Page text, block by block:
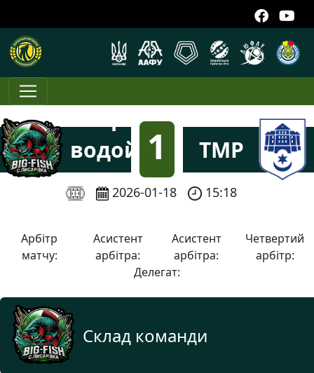
Спортивна
водойма
Big-Fish
1
:
ТМР
2026-01-18 15:18
Арбітр
матчу:
Асистент
арбітра:
Асистент
арбітра:
Четвертий
арбітр:
Делегат:
Склад команди